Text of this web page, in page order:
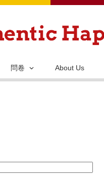
移
主
問卷 About Us